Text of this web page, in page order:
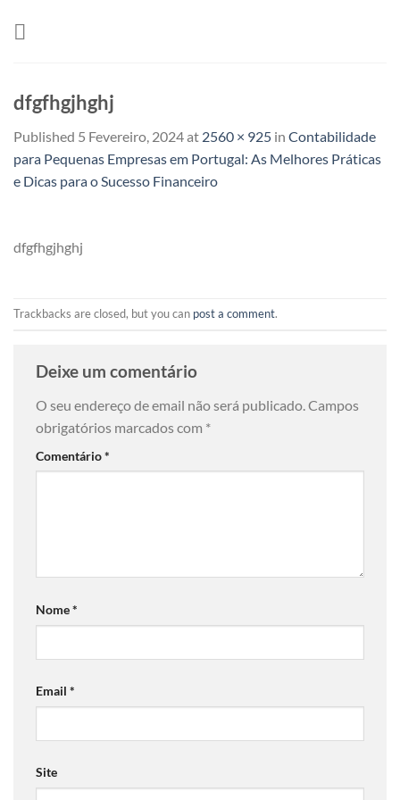
dfgfhgjhghj
Published 5 Fevereiro, 2024at 2560 × 925 in Contabilidade
para Pequenas Empresas em Portugal: As Melhores Práticas
e Dicas para o Sucesso Financeiro
dfgfhgjhghj
Trackbacks are closed, but you can post a comment.
Deixe um comentário
O seu endereço de email não será publicado. Campos
obrigatórios marcados com *
Comentário*
Nome*
Email *
Site